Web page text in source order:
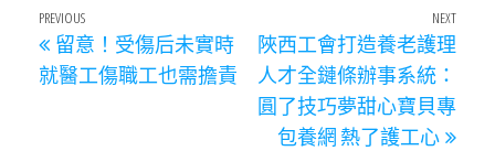
文
章
導
Previous
Post
PREVIOUS
留意！受傷后未實時
就醫工傷職工也需擔責
Next
Post
NEXT
陜西工會打造養老護理
人才全鏈條辦事系統：
圓了技巧夢甜心寶貝專
包養網 熱了護工心